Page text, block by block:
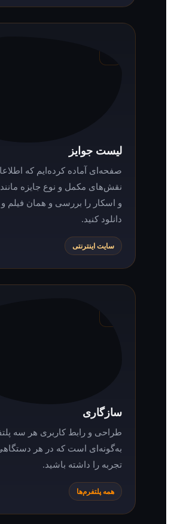
لیست جوایز
صفحه‌ای آماده کرده‌ایم که اطلاعات نامزدها،
نقش‌های مکمل و نوع جایزه مانند گلدن گلوب
و اسکار را بررسی و همان فیلم و سریال را
سایت اینترنتی
طراحی و رابط کاربری هر سه پلتفرم سناریو
به‌گونه‌ای است که در هر دستگاهی بهترین
تجربه را داشته باشید.
همه پلتفرم‌ها